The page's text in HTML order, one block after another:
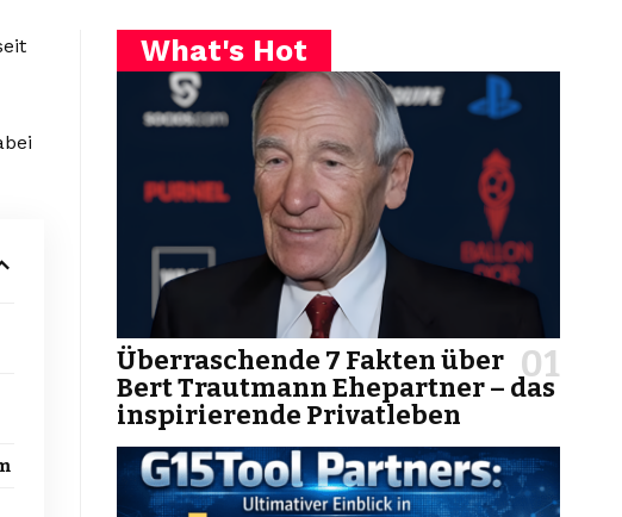
What's Hot
Überraschende 7 Fakten über
Bert Trautmann Ehepartner – das
inspirierende Privatleben